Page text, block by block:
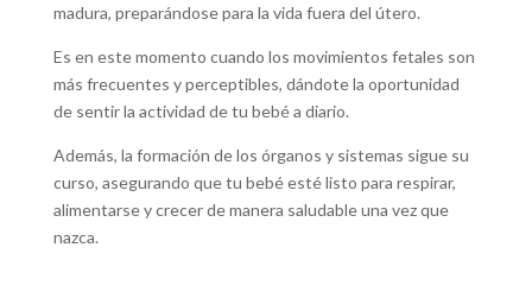
madura, preparándose para la vida fuera del útero.
Es en este momento cuando los movimientos fetales son
más frecuentes y perceptibles, dándote la oportunidad
de sentir la actividad de tu bebé a diario.
Además, la formación de los órganos y sistemas sigue su
curso, asegurando que tu bebé esté listo para respirar,
alimentarse y crecer de manera saludable una vez que
nazca.